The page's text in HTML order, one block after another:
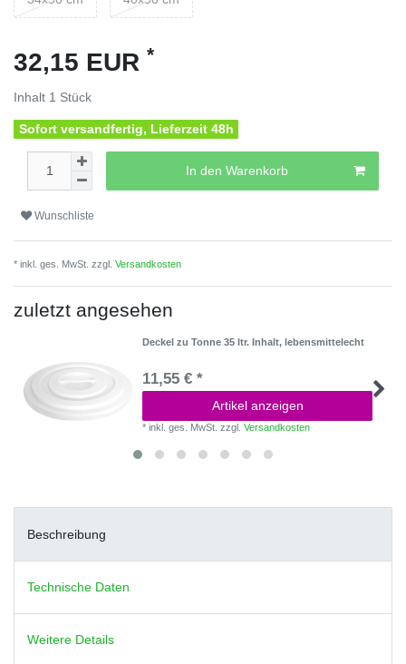
32,15 EUR *
Inhalt 1 Stück
Sofort versandfertig, Lieferzeit 48h
In den Warenkorb
Wunschliste
* inkl. ges. MwSt. zzgl. Versandkosten
zuletzt angesehen
Deckel zu Tonne 35 ltr. Inhalt, lebensmittelecht
11,55 € *
Artikel anzeigen
*inkl. ges. MwSt. zzgl.Versandkosten
Beschreibung
Technische Daten
Weitere Details